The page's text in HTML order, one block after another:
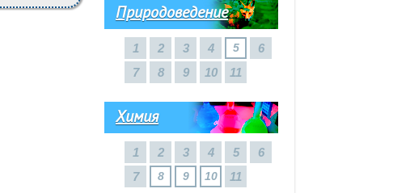
Природоведение
1 2 3 4 5
6
7
8 9 10 11
Химия
1 2 3 4 5
6
7
8 9 10 11